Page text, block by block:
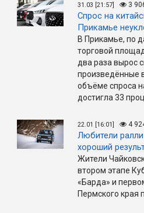
31.03 [21:57] 3
Спрос на
Прикамье
В Прикамье, по
торговой
два раза вырос
произведённые
объёме спроса
достигла 33
22.01 [16:01] 4
Любители
хороший
Жители
втором этапе
«Барда» и
Пермского края